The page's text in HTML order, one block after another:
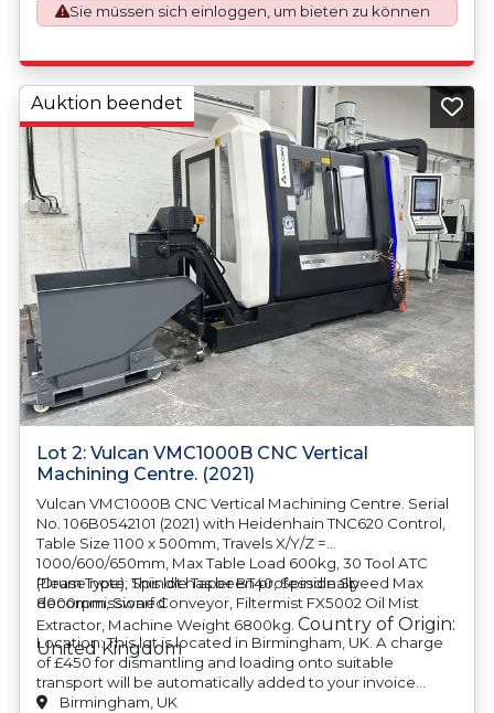
Sie müssen sich einloggen, um bieten zu können
Lot 2: Vulcan VMC1000B CNC Vertical
Machining Centre. (2021)
Vulcan VMC1000B CNC Vertical Machining Centre. Serial
No. 106B0542101 (2021) with Heidenhain TNC620 Control,
Table Size 1100 x 500mm, Travels X/Y/Z =
1000/600/650mm, Max Table Load 600kg, 30 Tool ATC
(Drum Type), Spindle Taper BT40, Spindle Speed Max
8000rpm, Swarf Conveyor, Filtermist FX5002 Oil Mist
Extractor, Machine Weight 6800kg.Country of Origin:
United Kingdom
Please note: This lot has been professionally
decommissioned
Location: This lot is located in Birmingham, UK. A charge
of £450 for dismantling and loading onto suitable
transport will be automatically added to your invoice
should you be successful in purchasing this item.
Auktion beendet
Birmingham, UK